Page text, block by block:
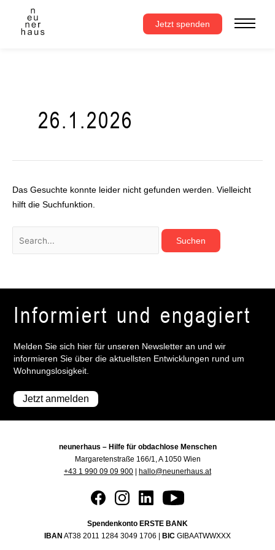
springen
Jetzt spenden
26.1.2026
Das Gesuchte konnte leider nicht gefunden werden. Vielleicht
hilft die Suchfunktion.
Suchen
nach:
Informiert und engagiert
Melden Sie sich hier für unseren Newsletter an und wir
informieren Sie über die aktuellsten Entwicklungen rund um
Wohnungslosigkeit.
Jetzt anmelden
neunerhaus – Hilfe für obdachlose Menschen
Margaretenstraße 166/1, A 1050 Wien
+43 1 990 09 09 900 | hallo@neunerhaus.at
Spendenkonto ERSTE BANK
IBAN AT38 2011 1284 3049 1706 | BIC GIBAATWWXXX